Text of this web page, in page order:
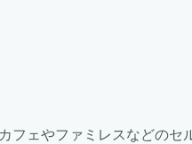
カフェやファミレスなどのセ